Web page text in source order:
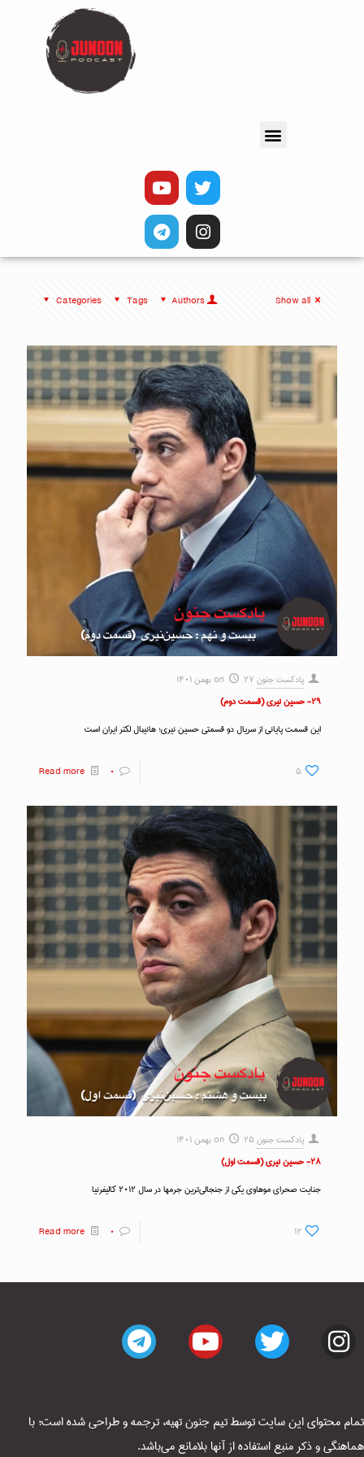
Categories Tags Authors Show all
پادکست جنون on
۲۷ بهمن ۱۴۰۱
۲۹- حسین نیری (قسمت دوم)
این قسمت پایانی از سریال دو قسمتی حسین نیری؛ هانیبال لکتر ایران است
۵ ۰ Read more
پادکست جنون on
۲۵ بهمن ۱۴۰۱
۲۸- حسین نیری (قسمت اول)
جنایت صحرای موهاوی یکی از جنجالی‌ترین جرمها در سال ۲۰۱۲ کالیفرنیا
۱۲ ۰ Read more
تمام محتوای این سایت توسط تیم جنون تهیه، ترجمه و طراحی شده است؛ با
هماهنگی و ذکر منبع استفاده از آنها بلامانع می‌باشد.